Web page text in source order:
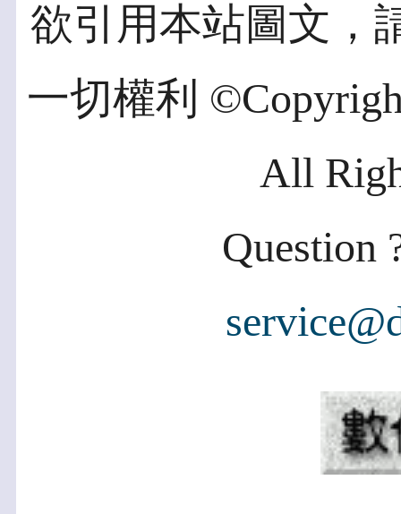
欲引用本站圖文，
一切權利
All
Question